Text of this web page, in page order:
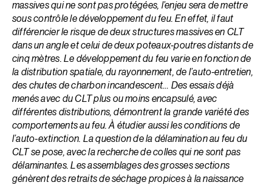
massives qui ne sont pas protégées, l’enjeu sera de mettre
sous contrôle le développement du feu. En effet, il faut
différencier le risque de deux structures massives en CLT
dans un angle et celui de deux poteaux-poutres distants de
cinq mètres. Le développement du feu varie en fonction de
la distribution spatiale, du rayonnement, de l’auto-entretien,
des chutes de charbon incandescent… Des essais déjà
menés avec du CLT plus ou moins encapsulé, avec
différentes distributions, démontrent la grande variété des
compor­te­ments au feu. À étudier aussi les conditions de
l’auto-extinction. La question de la délamination au feu du
CLT se pose, avec la recherche de colles qui ne sont pas
délaminantes. Les assemblages des grosses sections
génèrent des retraits de séchage propices à la naissance